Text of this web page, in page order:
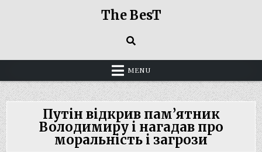
The BesT
MENU
Путін відкрив пам’ятник
Володимиру і нагадав про
моральність і загрози